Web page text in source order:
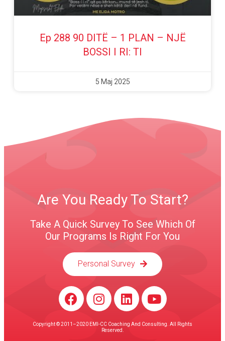
Ep 288 90 DITË – 1 PLAN – NJË
BOSSI I RI: TI
5 Maj 2025
Are You Ready To Start?
Take A Quick Survey To See Which Of
Our Programs Is Right For You
Personal Survey
Copyright © 2011–2020 EMI-CC Coaching And Consulting. All Rights
Reserved.